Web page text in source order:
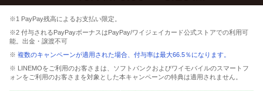
※1 PayPay残高によるお支払い限定。
※2 付与されるPayPayボーナスはPayPay/ワイジェイカード公式ストアでの利用可
能。出金・譲渡不可
※ 複数のキャンペーンが適用された場合、付与率は最大66.5％になります。
※ LINEMOをご利用のお客さまは、ソフトバンクおよびワイモバイルのスマートフ
ォンをご利用のお客さまを対象とした本キャンペーンの特典は適用されません。